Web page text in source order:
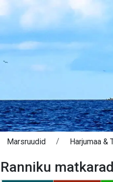
Marsruudid Harjumaa &
Ranniku